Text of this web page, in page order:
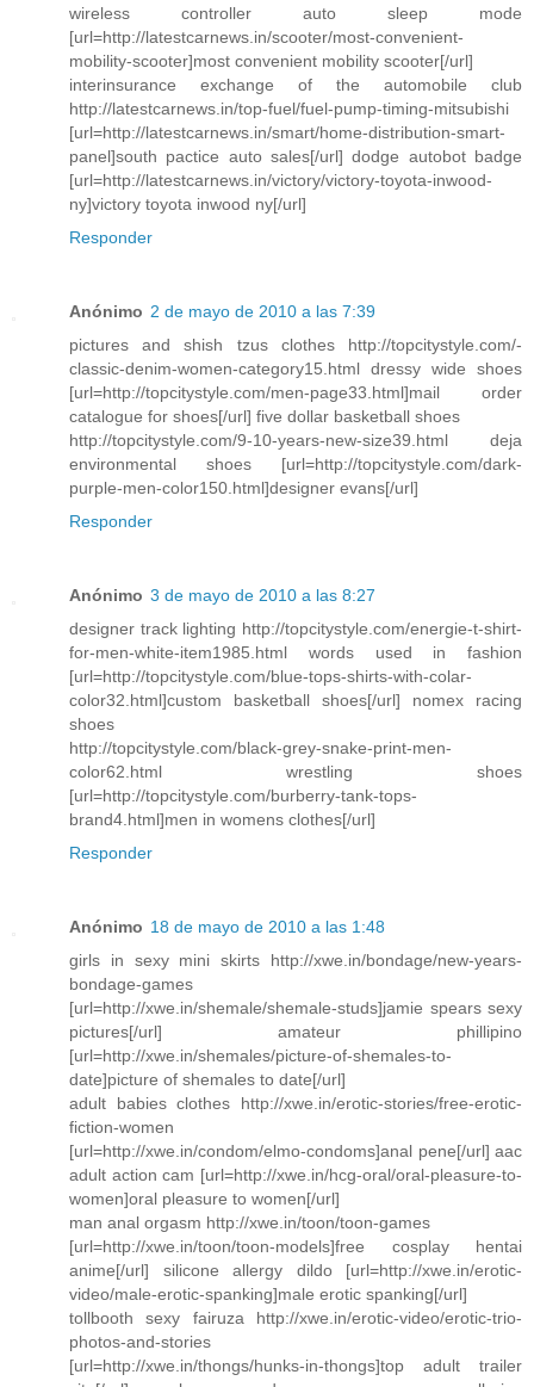
wireless controller auto sleep mode
[url=http://latestcarnews.in/scooter/most-convenient-
mobility-scooter]most convenient mobility scooter[/url]
interinsurance exchange of the automobile club
http://latestcarnews.in/top-fuel/fuel-pump-timing-mitsubishi
[url=http://latestcarnews.in/smart/home-distribution-smart-
panel]south pactice auto sales[/url] dodge autobot badge
[url=http://latestcarnews.in/victory/victory-toyota-inwood-
ny]victory toyota inwood ny[/url]
Responder
Anónimo 2 de mayo de 2010 a las 7:39
pictures and shish tzus clothes http://topcitystyle.com/-
classic-denim-women-category15.html dressy wide shoes
[url=http://topcitystyle.com/men-page33.html]mail order
catalogue for shoes[/url] five dollar basketball shoes
http://topcitystyle.com/9-10-years-new-size39.html deja
environmental shoes [url=http://topcitystyle.com/dark-
purple-men-color150.html]designer evans[/url]
Responder
Anónimo 3 de mayo de 2010 a las 8:27
designer track lighting http://topcitystyle.com/energie-t-shirt-
for-men-white-item1985.html words used in fashion
[url=http://topcitystyle.com/blue-tops-shirts-with-colar-
color32.html]custom basketball shoes[/url] nomex racing
shoes
http://topcitystyle.com/black-grey-snake-print-men-
color62.html wrestling shoes
[url=http://topcitystyle.com/burberry-tank-tops-
brand4.html]men in womens clothes[/url]
Responder
Anónimo 18 de mayo de 2010 a las 1:48
girls in sexy mini skirts http://xwe.in/bondage/new-years-
bondage-games
[url=http://xwe.in/shemale/shemale-studs]jamie spears sexy
pictures[/url] amateur phillipino
[url=http://xwe.in/shemales/picture-of-shemales-to-
date]picture of shemales to date[/url]
adult babies clothes http://xwe.in/erotic-stories/free-erotic-
fiction-women
[url=http://xwe.in/condom/elmo-condoms]anal pene[/url] aac
adult action cam [url=http://xwe.in/hcg-oral/oral-pleasure-to-
women]oral pleasure to women[/url]
man anal orgasm http://xwe.in/toon/toon-games
[url=http://xwe.in/toon/toon-models]free cosplay hentai
anime[/url] silicone allergy dildo [url=http://xwe.in/erotic-
video/male-erotic-spanking]male erotic spanking[/url]
tollbooth sexy fairuza http://xwe.in/erotic-video/erotic-trio-
photos-and-stories
[url=http://xwe.in/thongs/hunks-in-thongs]top adult trailer